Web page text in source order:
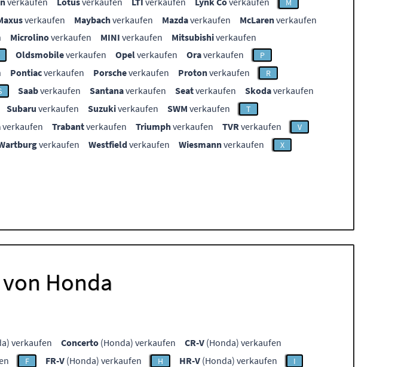
M
verkaufen Maybachverkaufen Mazdaverkaufen McLarenverkaufen
Microlinoverkaufen MINI verkaufen Mitsubishiverkaufen
Oldsmobileverkaufen Opelverkaufen Oraverkaufen P
Pontiacverkaufen Porscheverkaufen Protonverkaufen R
Saabverkaufen Santanaverkaufen Seatverkaufen Skodaverkaufen
Subaru verkaufen Suzukiverkaufen SWM verkaufen T
verkaufen Trabantverkaufen Triumphverkaufen TVRverkaufen V
verkaufen Westfieldverkaufen Wiesmannverkaufen X
Honda
verkaufen Concerto (Honda) verkaufen CR-V (Honda) verkaufen
F FR-V (Honda) verkaufen H HR-V (Honda) verkaufen I